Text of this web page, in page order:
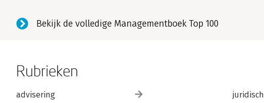
Bekijk de volledige Managementboek Top 100
Rubrieken
advisering
juridisch